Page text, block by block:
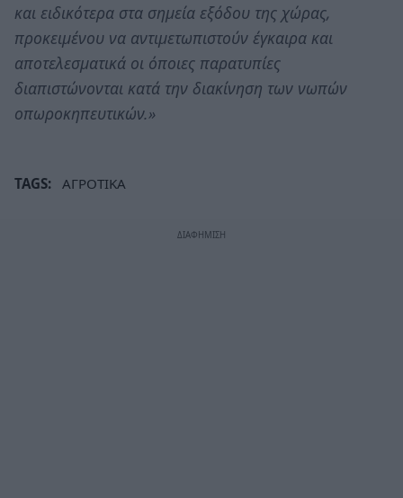
και ειδικότερα στα σημεία εξόδου της χώρας,
προκειμένου να αντιμετωπιστούν έγκαιρα και
αποτελεσματικά οι όποιες παρατυπίες
διαπιστώνονται κατά την διακίνηση των νωπών
οπωροκηπευτικών.»
TAGS: ΑΓΡΟΤΙΚΑ